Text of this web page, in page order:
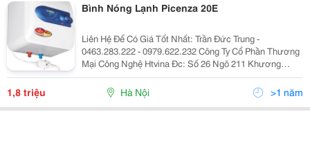
Bình Nóng Lạnh Picenza 20E
Liên Hệ Để Có Giá Tốt Nhất: Trần Đức Trung -
0463.283.222 - 0979.622.232 Công Ty Cổ Phần Thương
Mại Công Nghệ Htvina Đc: Số 26 Ngõ 211 Khương
Trung &Ndash; Thanh Xuân &Ndash; Hà Nội Yahoo
:Htvinakd3 Http ://Www.sieuthiht.com Trụ Sở Chính:
1,8 triệu Hà Nội >1 năm